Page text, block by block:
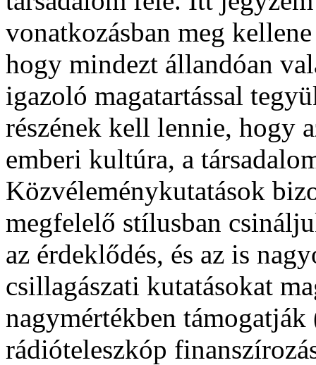
vonatkozásban meg
hogy mindezt állandóan
igazoló magatartással
részének kell lennie, hogy
emberi kultúra, a
Közvéleménykutatások
megfelelő stílusban
az érdeklődés, és az is
csillagászati kutatásokat
nagymértékben
rádióteleszkóp